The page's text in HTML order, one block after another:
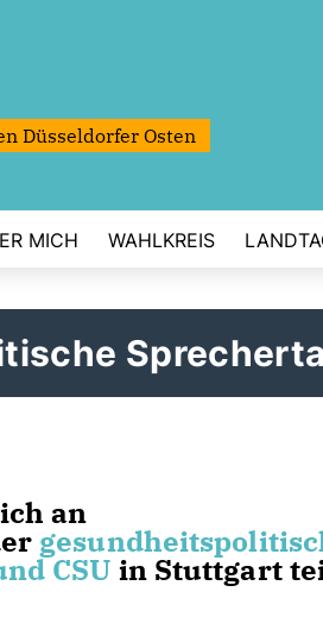
Düsseldorfer Osten
MICH WAHLKREIS
an
CSU in Stuttgart